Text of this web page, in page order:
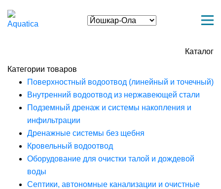
Каталог
Категории товаров
Поверхностный водоотвод (линейный и точечный)
Внутренний водоотвод из нержавеющей стали
Подземный дренаж и системы накопления и
инфильтрации
Дренажные системы без щебня
Кровельный водоотвод
Оборудование для очистки талой и дождевой
воды
Септики, автономные канализации и очистные